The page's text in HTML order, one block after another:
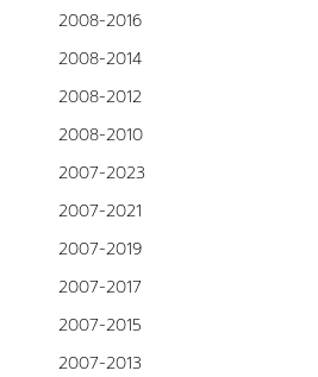
2008-2016
2008-2014
2008-2012
2008-2010
2007-2023
2007-2021
2007-2019
2007-2017
2007-2015
2007-2013